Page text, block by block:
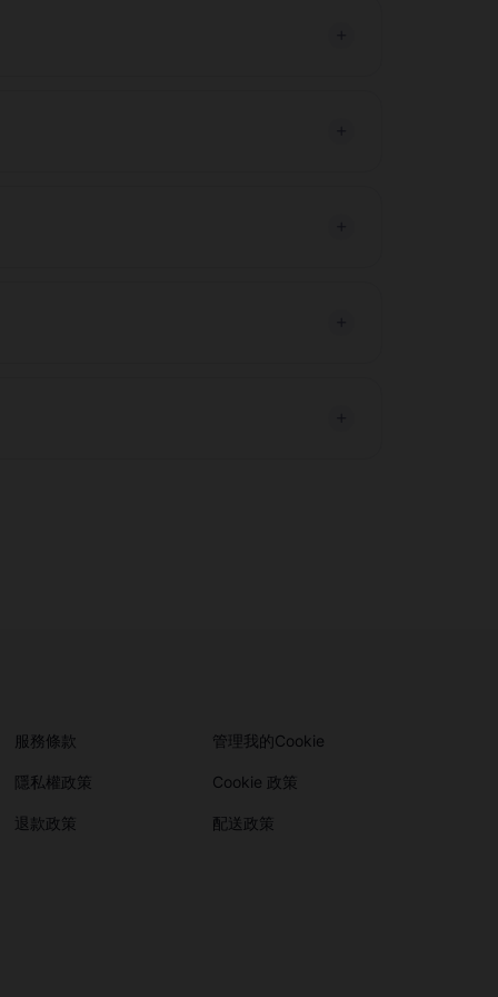
服務條款 管理我的Cookie
隱私權政策 Cookie 政策
退款政策 配送政策